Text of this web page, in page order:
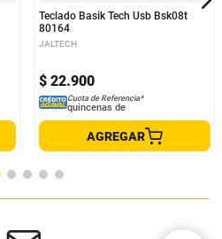
Teclado Basik Tech Usb Bsk08t
80164
JALTECH
$ 22.900
Cuota de Referencia*
quincenas de
AGREGAR